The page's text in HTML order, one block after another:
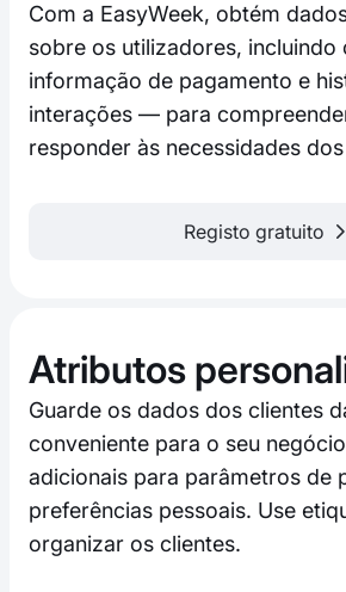
Com a EasyWeek, obtém
sobre os utilizadores, incluindo
informação de pagamento e
interações — para
responder às necessidades
Registo gratuito
Atributos
Guarde os dados dos clientes
conveniente para o seu
adicionais para parâmetros de
preferências pessoais. Use
organizar os clientes.